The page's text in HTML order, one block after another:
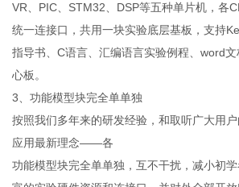
VR、PIC、STM32、DSP等五种单片机，各
统一连接口，共用一块实验底层基板，支持
指导书、C语言、汇编语言实验例程、word
心板。
3、功能模型块完全单单独
按照我们多年来的研发经验，和取听广大用
应用最新理念——各
功能模型块完全单单独，互不干扰，减小初